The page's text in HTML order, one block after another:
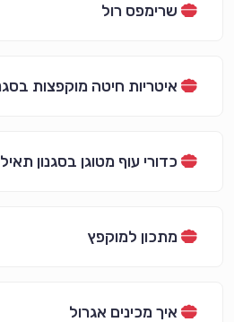
שרימפס רול
איטריות חיטה מוקפצות
כדורי עוף מטוגן בסגנון
מתכון למוקפץ
איך מכינים אגרול